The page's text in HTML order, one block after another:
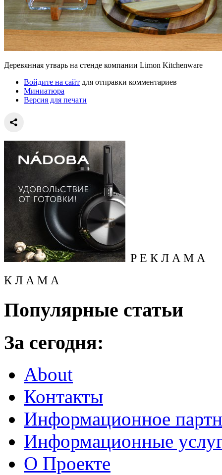
Деревянная утварь на стенде компании Limon Kitchenware
Войдите на сайт для отправки комментариев
Миниатюра
Версия для печати
Р Е К Л А М А
К Л А М А
Популярные статьи
За сегодня:
About
Контакты
Информационное
Информационные
О Проекте